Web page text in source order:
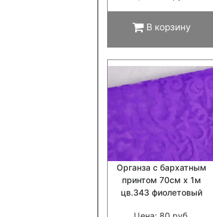
В корзину
Органза с бархатным
принтом 70см х 1м
цв.343 фиолетовый